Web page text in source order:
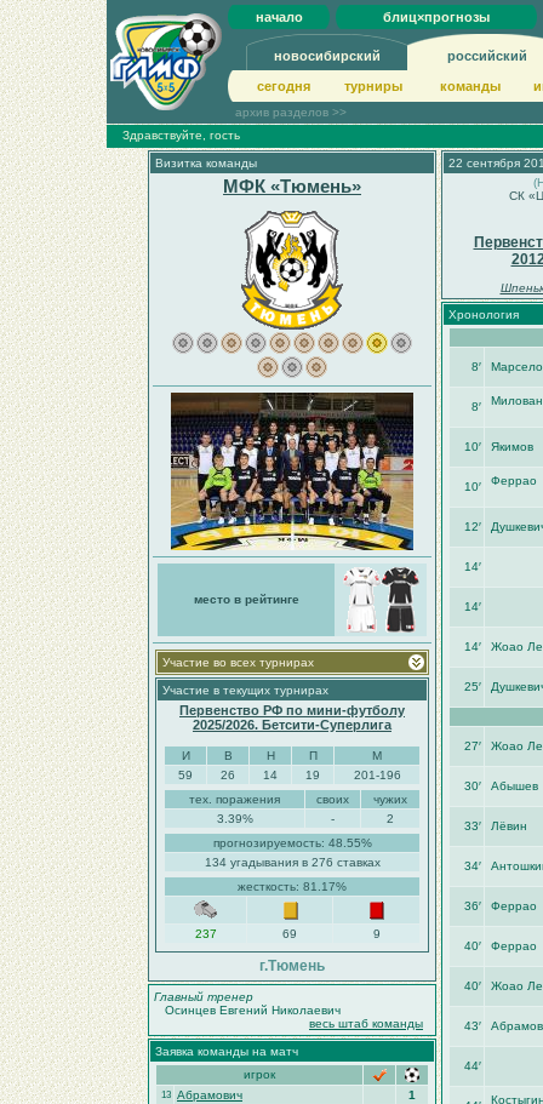
начало блиц×прогнозы
новосибирский российский
сегодня турниры команды
архив разделов >>
Здравствуйте, гость
Визитка команды
МФК «Тюмень»
место в рейтинге
Участие во всех турнирах
Участие в текущих турнирах
Первенство РФ по мини-футболу
2025/2026. Бетсити-Суперлига
И В Н П
М
59
26 14 19
201-196
тех. поражения
своих
чужих
3.39%
-
2
прогнозируемость: 48.55%
134 угадывания в 276 ставках
жесткость: 81.17%
237 69 9
г.Тюмень
Главный тренер
Осинцев Евгений Николаевич
весь штаб команды
Заявка команды на матч
игрок
13 Абрамович 1
22 сентября
СК
Хронология
8′ Марсело
8′
10′ Якимов
10′ Феррао
12′
14′
14′
14′ Жоао
25′
27′ Жоао
30′ Абышев
33′ Лёвин
34′
36′ Феррао
40′ Феррао
40′ Жоао
43′
44′